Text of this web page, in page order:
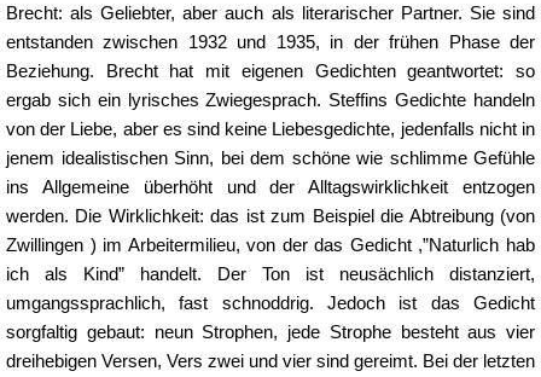
Brecht: als Geliebter, aber auch als literarischer Partner. Sie sind
entstanden zwischen 1932 und 1935, in der frühen Phase der
Beziehung. Brecht hat mit eigenen Gedichten geantwortet: so
ergab sich ein lyrisches Zwiegesprach. Steffins Gedichte handeln
von der Liebe, aber es sind keine Liebesgedichte, jedenfalls nicht in
jenem idealistischen Sinn, bei dem schöne wie schlimme Gefühle
ins Allgemeine überhöht und der Alltagswirklichkeit entzogen
werden. Die Wirklichkeit: das ist zum Beispiel die Abtreibung (von
Zwillingen ) im Arbeitermilieu, von der das Gedicht ,”Naturlich hab
ich als Kind” handelt. Der Ton ist neusächlich distanziert,
umgangssprachlich, fast schnoddrig. Jedoch ist das Gedicht
sorgfaltig gebaut: neun Strophen, jede Strophe besteht aus vier
dreihebigen Versen, Vers zwei und vier sind gereimt. Bei der letzten